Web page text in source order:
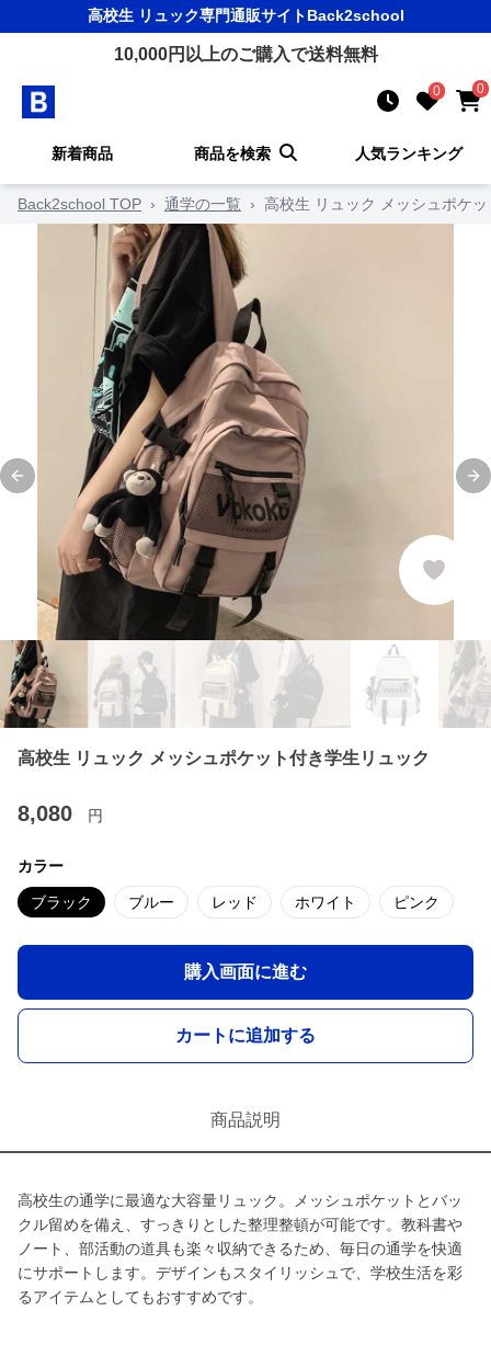
高校生 リュック専門通販サイトBack2school
10,000円以上のご購入で送料無料
0 0
新着商品 商品を検索 人気ランキング
Back2school TOP › 通学の一覧 › 高校生 リュック メッシュポケ
Previous slide
高校生 リュック メッシュポケット付き学生リュック
8,080 円
カラー
ブラック ブルー レッド ホワイト ピンク
購入画面に進む
カートに追加する
商品説明
高校生の通学に最適な大容量リュック。メッシュポケットとバッ
クル留めを備え、すっきりとした整理整頓が可能です。教科書や
ノート、部活動の道具も楽々収納できるため、毎日の通学を快適
にサポートします。デザインもスタイリッシュで、学校生活を彩
るアイテムとしてもおすすめです。